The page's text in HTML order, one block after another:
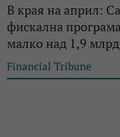
В края на април:
фискална
малко над 1,9
Financial Tribune